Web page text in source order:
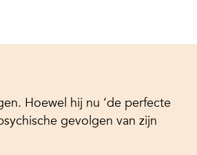
Hoewel hij nu ‘de perfecte
gevolgen van zijn